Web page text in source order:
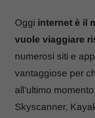
Oggi internet è il
vuole viaggiare
numerosi siti e
vantaggiose per
all’ultimo
Skyscanner,